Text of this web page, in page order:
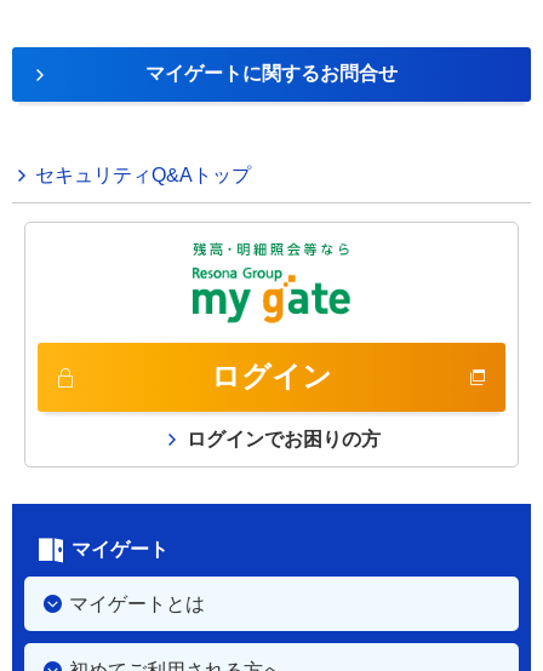
マイゲートに関するお問合せ
セキュリティQ&Aトップ
ログイン
ログインでお困りの方
マイゲート
マイゲートとは